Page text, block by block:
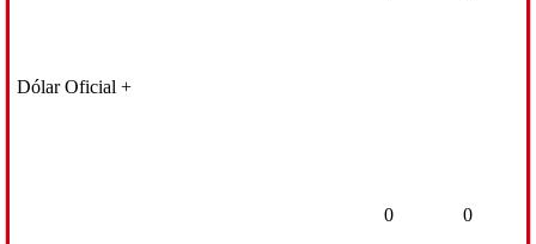
Dólar Oficial +
0 0